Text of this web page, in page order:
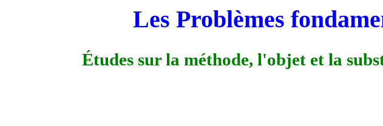
Les Problèmes
Études sur la méthode, l'objet et la